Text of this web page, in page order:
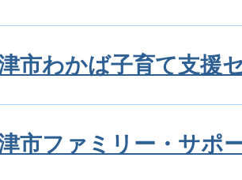
市わかば子育て支援
市ファミリー・サポ